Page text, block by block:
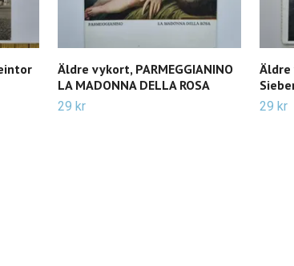
Äldre vykort, PARMEGGIANINO
LA MADONNA DELLA ROSA
29 kr
Äldre
29 kr